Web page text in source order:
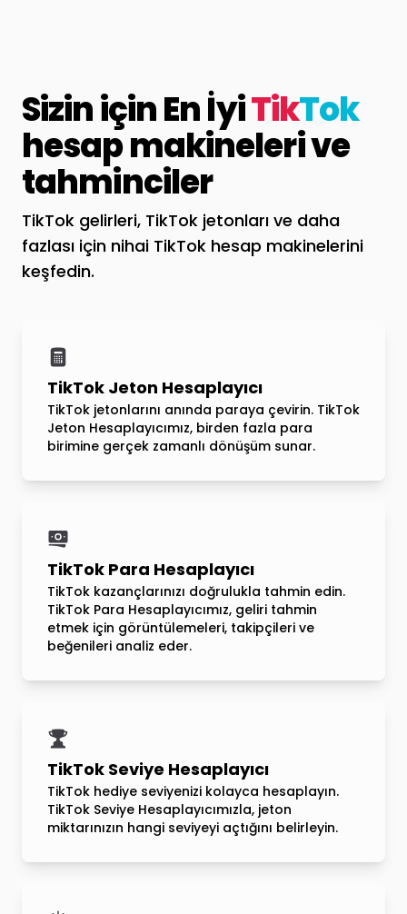
Sizin için En İyiTikTok
hesap makineleri ve
tahminciler
TikTok gelirleri, TikTok jetonları ve daha
fazlası için nihai TikTok hesap makinelerini
keşfedin.
TikTok Jeton Hesaplayıcı
TikTok jetonlarını anında paraya çevirin. TikTok
Jeton Hesaplayıcımız, birden fazla para
birimine gerçek zamanlı dönüşüm sunar.
TikTok Para Hesaplayıcı
TikTok kazançlarınızı doğrulukla tahmin edin.
TikTok Para Hesaplayıcımız, geliri tahmin
etmek için görüntülemeleri, takipçileri ve
beğenileri analiz eder.
TikTok Seviye Hesaplayıcı
TikTok hediye seviyenizi kolayca hesaplayın.
TikTok Seviye Hesaplayıcımızla, jeton
miktarınızın hangi seviyeyi açtığını belirleyin.